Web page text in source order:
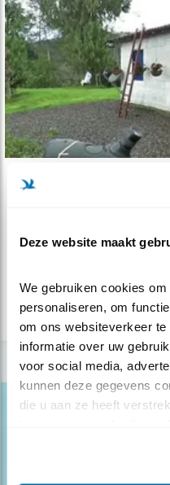
Deze website maakt
We gebruiken cookies
personaliseren, om
om ons websiteverkeer
informatie over uw
voor social media,
kunnen deze gegevens
die u aan ze heeft
Video
25.10.16Zo’n 10.000
lees meer